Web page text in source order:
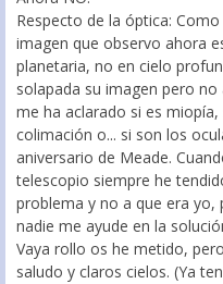
Respecto de la óptica:
imagen que observo ahora
planetaria, no en cielo
solapada su imagen pero
me ha aclarado si es
colimación o... si son los
aniversario de Meade.
telescopio siempre he
problema y no a que era yo,
nadie me ayude en la
Vaya rollo os he metido,
saludo y claros cielos. (Ya